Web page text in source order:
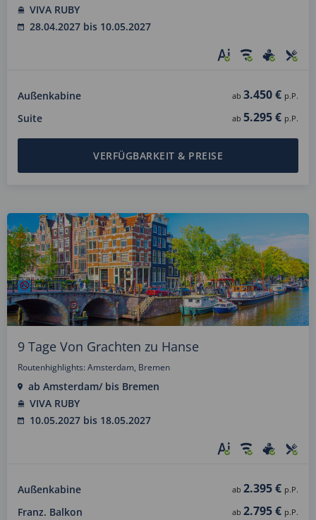
VIVA RUBY
28.04.2027 bis 10.05.2027
Außenkabine ab 3.450 € p.P.
Suite ab 5.295 € p.P.
VERFÜGBARKEIT & PREISE
9 Tage Von Grachten zu Hanse
Routenhighlights: Amsterdam, Bremen
ab Amsterdam/ bis Bremen
VIVA RUBY
10.05.2027 bis 18.05.2027
Außenkabine ab 2.395 € p.P.
Franz. Balkon ab 2.795 € p.P.